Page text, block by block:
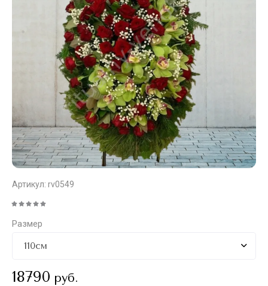
Артикул: rv0549
Размер
18790 руб.